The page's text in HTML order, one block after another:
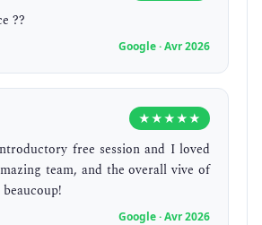
??
Google · Avr 2026
★★★★★
free session and I loved
team, and the overall vive of
Google · Avr 2026